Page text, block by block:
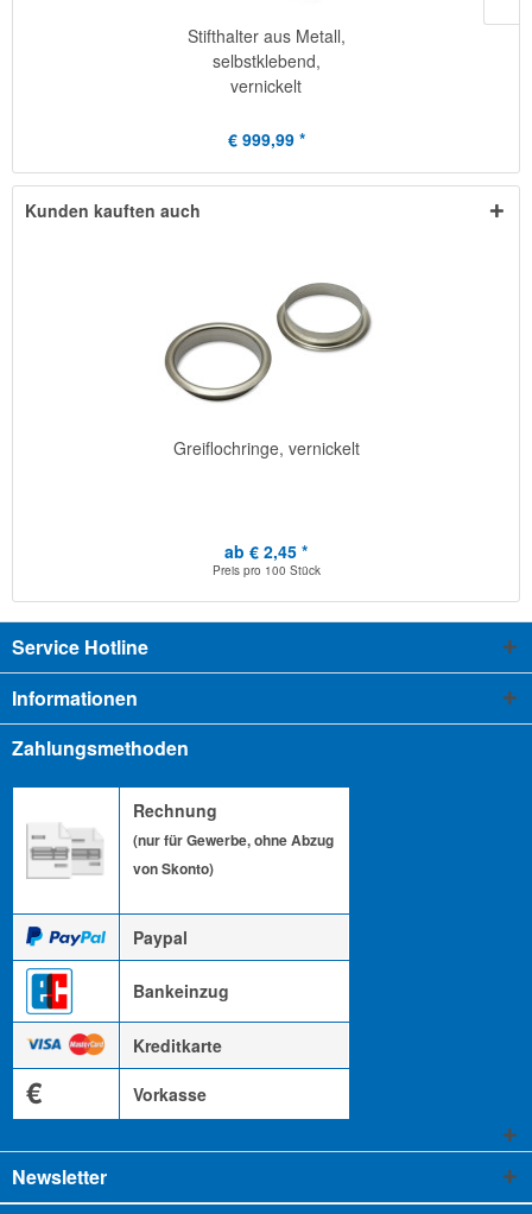
Stifthalter aus Metall,
selbstklebend,
vernickelt
€ 999,99 *
Kunden kauften auch
Greiflochringe, vernickelt
ab € 2,45 *
Preis pro 100 Stück
Service Hotline
Informationen
Zahlungsmethoden
Rechnung
(nur für Gewerbe, ohne Abzug
von Skonto)
Paypal
Bankeinzug
Kreditkarte
€ Vorkasse
Newsletter